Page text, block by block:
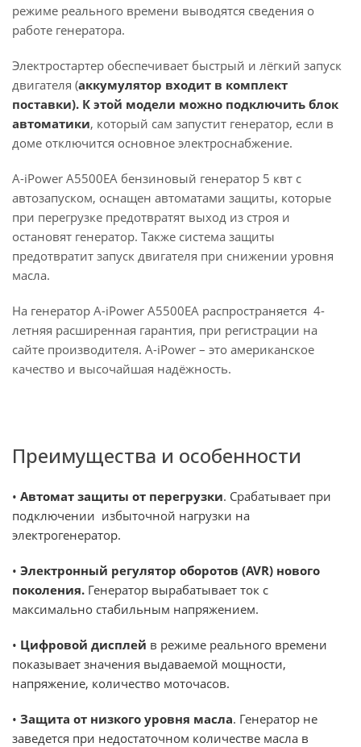
режиме реального времени выводятся сведения о
работе генератора.
Электростартер обеспечивает быстрый и лёгкий запуск
двигателя (аккумулятор входит в комплект
поставки). К этой модели можно подключить блок
автоматики, который сам запустит генератор, если в
доме отключится основное электроснабжение.
A-iPower A5500EA бензиновый генератор 5 квт с
автозапуском, оснащен автоматами защиты, которые
при перегрузке предотвратят выход из строя и
остановят генератор. Также система защиты
предотвратит запуск двигателя при снижении уровня
масла.
На генератор A-iPower A5500EA распространяется 4-
летняя расширенная гарантия, при регистрации на
сайте производителя. A-iPower – это американское
качество и высочайшая надёжность.
Преимущества и особенности
• Автомат защиты от перегрузки. Срабатывает при
подключении избыточной нагрузки на
электрогенератор.
• Электронный регулятор оборотов (AVR) нового
поколения. Генератор вырабатывает ток с
максимально стабильным напряжением.
• Цифровой дисплей в режиме реального времени
показывает значения выдаваемой мощности,
напряжение, количество моточасов.
• Защита от низкого уровня масла. Генератор не
заведется при недостаточном количестве масла в